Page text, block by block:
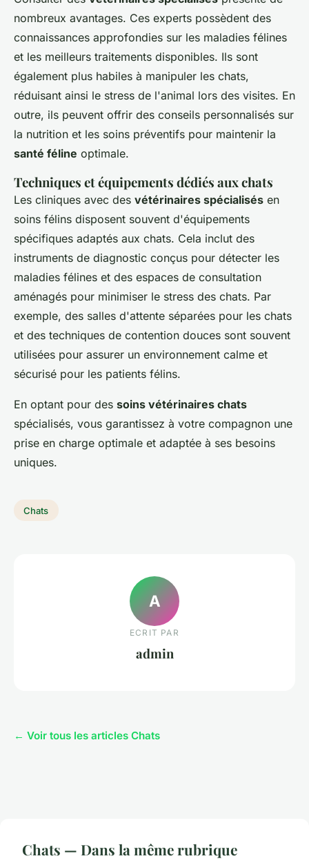
nombreux avantages. Ces experts possèdent des
connaissances approfondies sur les maladies félines
et les meilleurs traitements disponibles. Ils sont
également plus habiles à manipuler les chats,
réduisant ainsi le stress de l'animal lors des visites. En
outre, ils peuvent offrir des conseils personnalisés sur
la nutrition et les soins préventifs pour maintenir la
santé féline optimale.
Techniques et équipements dédiés aux chats
Les cliniques avec des vétérinaires spécialisés en
soins félins disposent souvent d'équipements
spécifiques adaptés aux chats. Cela inclut des
instruments de diagnostic conçus pour détecter les
maladies félines et des espaces de consultation
aménagés pour minimiser le stress des chats. Par
exemple, des salles d'attente séparées pour les chats
et des techniques de contention douces sont souvent
utilisées pour assurer un environnement calme et
sécurisé pour les patients félins.
En optant pour des soins vétérinaires chats
spécialisés, vous garantissez à votre compagnon une
prise en charge optimale et adaptée à ses besoins
uniques.
Chats
A
ECRIT PAR
admin
← Voir tous les articles Chats
Chats — Dans la même rubrique